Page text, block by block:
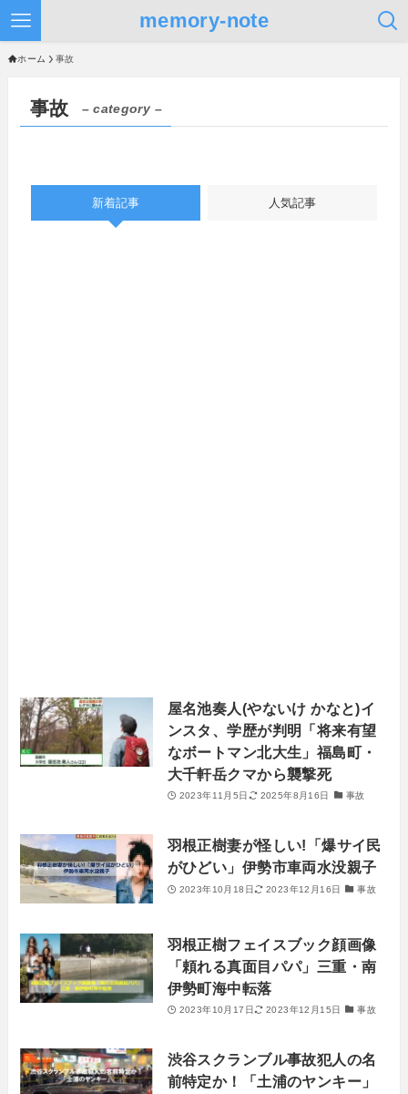
memory-note
ホーム 事故
事故 – category –
新着記事 人気記事
屋名池奏人(やないけ かなと)イ
ンスタ、学歴が判明「将来有望
なボートマン北大生」福島町・
大千軒岳クマから襲撃死
2023年11月5日 2025年8月16日 事故
羽根正樹妻が怪しい!「爆サイ民
がひどい」伊勢市車両水没親子
2023年10月18日 2023年12月16日 事故
羽根正樹フェイスブック顔画像
「頼れる真面目パパ」三重・南
伊勢町海中転落
2023年10月17日 2023年12月15日 事故
渋谷スクランブル事故犯人の名
前特定か！「土浦のヤンキー」